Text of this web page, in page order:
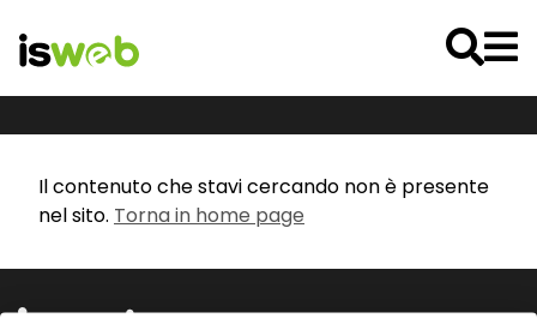
Il contenuto che stavi cercando non è presente
nel sito. Torna in home page